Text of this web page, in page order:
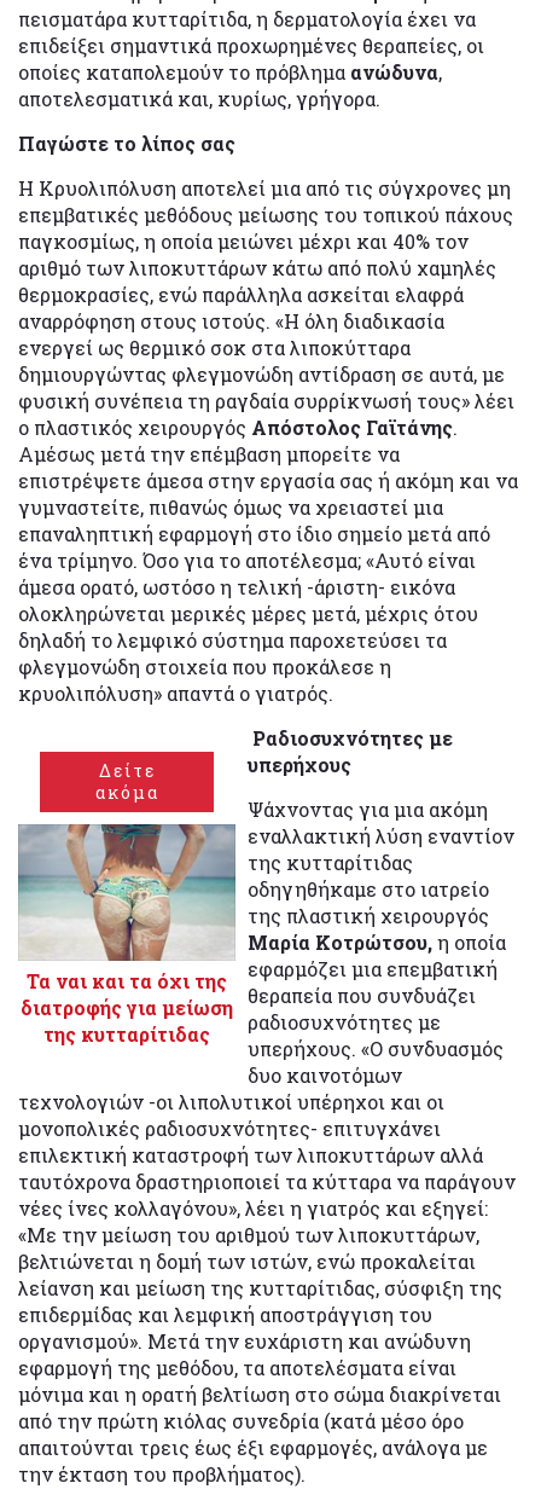
πεισματάρα κυτταρίτιδα, η δερματολογία έχει να
επιδείξει σημαντικά προχωρημένες θεραπείες, οι
οποίες καταπολεμούν το πρόβλημα ανώδυνα,
αποτελεσματικά και, κυρίως, γρήγορα.
Παγώστε το λίπος σας
Η Κρυολιπόλυση αποτελεί μια από τις σύγχρονες μη
επεμβατικές μεθόδους μείωσης του τοπικού πάχους
παγκοσμίως, η οποία μειώνει μέχρι και 40% τον
αριθμό των λιποκυττάρων κάτω από πολύ χαμηλές
θερμοκρασίες, ενώ παράλληλα ασκείται ελαφρά
αναρρόφηση στους ιστούς. «Η όλη διαδικασία
ενεργεί ως θερμικό σοκ στα λιποκύτταρα
δημιουργώντας φλεγμονώδη αντίδραση σε αυτά, με
φυσική συνέπεια τη ραγδαία συρρίκνωσή τους» λέει
ο πλαστικός χειρουργός Απόστολος Γαϊτάνης.
Αμέσως μετά την επέμβαση μπορείτε να
επιστρέψετε άμεσα στην εργασία σας ή ακόμη και να
γυμναστείτε, πιθανώς όμως να χρειαστεί μια
επαναληπτική εφαρμογή στο ίδιο σημείο μετά από
ένα τρίμηνο. Όσο για το αποτέλεσμα; «Αυτό είναι
άμεσα ορατό, ωστόσο η τελική -άριστη- εικόνα
ολοκληρώνεται μερικές μέρες μετά, μέχρις ότου
δηλαδή το λεμφικό σύστημα παροχετεύσει τα
φλεγμονώδη στοιχεία που προκάλεσε η
κρυολιπόλυση» απαντά ο γιατρός.
Δείτε
ακόμα
Τα ναι και τα όχι της
διατροφής για μείωση
της κυτταρίτιδας
Ραδιοσυχνότητες με
υπερήχους
Ψάχνοντας για μια ακόμη
εναλλακτική λύση εναντίον
της κυτταρίτιδας
οδηγηθήκαμε στο ιατρείο
της πλαστική χειρουργός
Μαρία Κοτρώτσου,η οποία
εφαρμόζει μια επεμβατική
θεραπεία που συνδυάζει
ραδιοσυχνότητες με
υπερήχους. «Ο συνδυασμός
δυο καινοτόμων
τεχνολογιών -οι λιπολυτικοί υπέρηχοι και οι
μονοπολικές ραδιοσυχνότητες- επιτυγχάνει
επιλεκτική καταστροφή των λιποκυττάρων αλλά
ταυτόχρονα δραστηριοποιεί τα κύτταρα να παράγουν
νέες ίνες κολλαγόνου», λέει η γιατρός και εξηγεί:
«Με την μείωση του αριθμού των λιποκυττάρων,
βελτιώνεται η δομή των ιστών, ενώ προκαλείται
λείανση και μείωση της κυτταρίτιδας, σύσφιξη της
επιδερμίδας και λεμφική αποστράγγιση του
οργανισμού». Μετά την ευχάριστη και ανώδυνη
εφαρμογή της μεθόδου, τα αποτελέσματα είναι
μόνιμα και η ορατή βελτίωση στο σώμα διακρίνεται
από την πρώτη κιόλας συνεδρία (κατά μέσο όρο
απαιτούνται τρεις έως έξι εφαρμογές, ανάλογα με
την έκταση του προβλήματος).